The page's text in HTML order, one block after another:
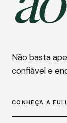
Não basta
confiável e
CONHEÇA A